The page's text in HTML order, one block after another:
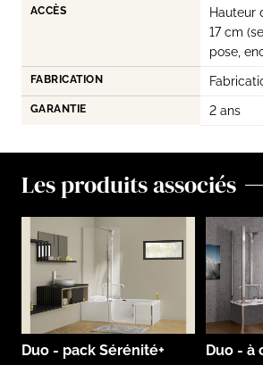
ACCÈS
Hauteur
17 cm
pose,
FABRICATION
GARANTIE 2 ans
Les produits associés
Duo - pack Sérénité+ Duo - à